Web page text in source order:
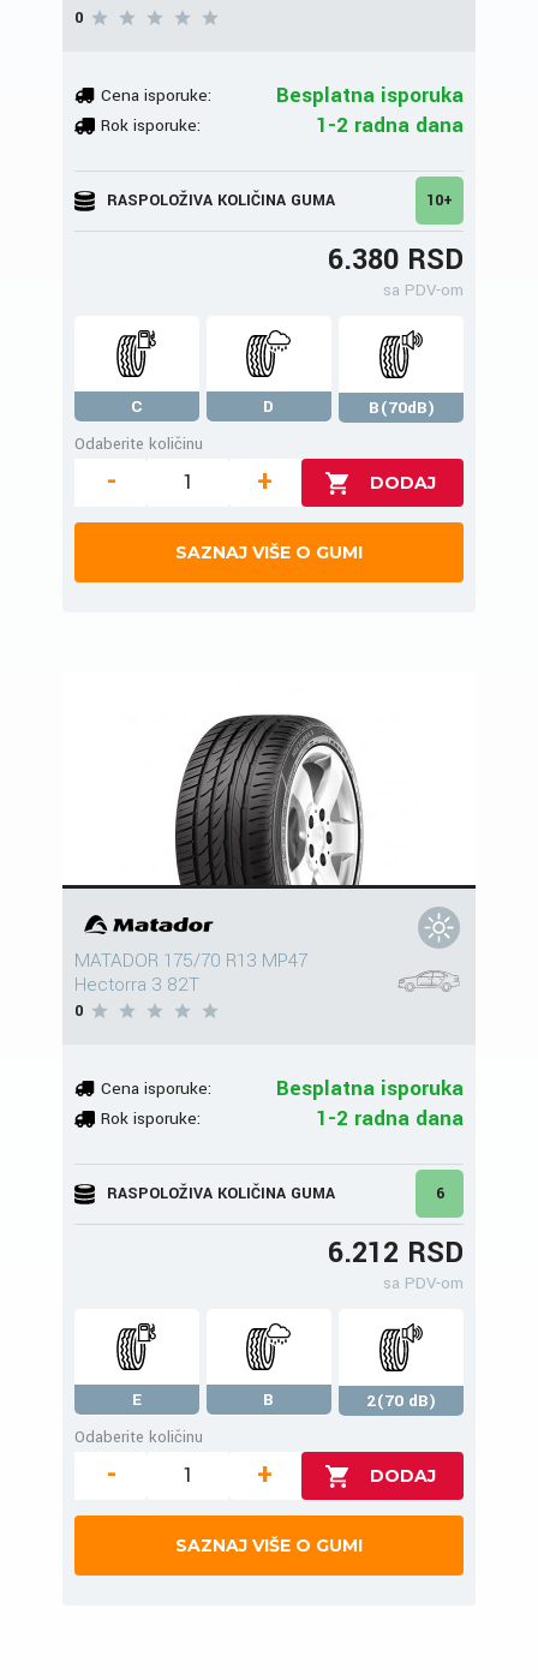
0
Cena isporuke: Besplatna isporuka
Rok isporuke: 1-2 radna dana
RASPOLOŽIVA KOLIČINA GUMA 10+
6.380 RSD
sa PDV-om
C D
B(70dB)
Odaberite količinu
- +
SAZNAJ VIŠE O GUMI
MATADOR 175/70 R13 MP47
Hectorra 3 82T
0
Cena isporuke: Besplatna isporuka
Rok isporuke: 1-2 radna dana
RASPOLOŽIVA KOLIČINA GUMA 6
6.212 RSD
sa PDV-om
E B
2(70 dB)
Odaberite količinu
- +
SAZNAJ VIŠE O GUMI